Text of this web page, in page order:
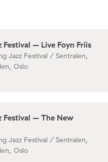
Festival – Live Foyn Friis
Jazz Festival / Sentralen,
Oslo
Festival – The New
Jazz Festival / Sentralen,
Oslo